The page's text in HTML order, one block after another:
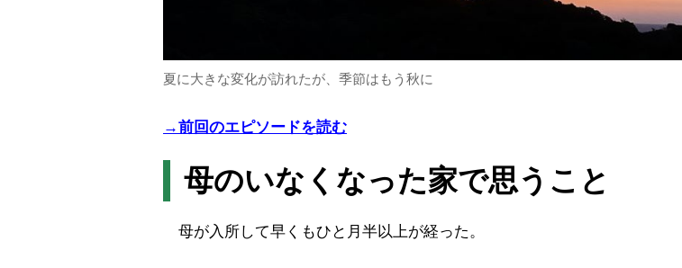
夏に大きな変化が訪れたが、季節はもう秋に
→前回のエピソードを読む
母のいなくなった家で思うこと
母が入所して早くもひと月半以上が経った。